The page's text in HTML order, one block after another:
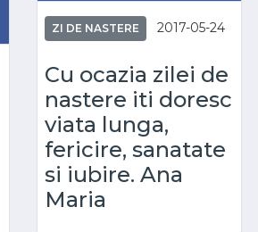
ZI DE NASTERE 2017-05-24
Cu ocazia zilei de
nastere iti doresc
viata lunga,
fericire, sanatate
si iubire. Ana
Maria